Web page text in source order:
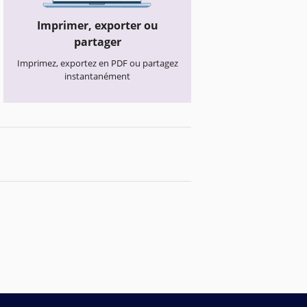
Imprimer, exporter ou
partager
Imprimez, exportez en PDF ou partagez
instantanément